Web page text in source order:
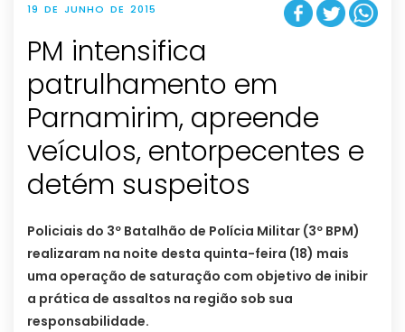
19 DE JUNHO DE 2015
PM intensifica
patrulhamento em
Parnamirim, apreende
veículos, entorpecentes e
detém suspeitos
Policiais do 3º Batalhão de Polícia Militar (3º BPM)
realizaram na noite desta quinta-feira (18) mais
uma operação de saturação com objetivo de inibir
a prática de assaltos na região sob sua
responsabilidade.